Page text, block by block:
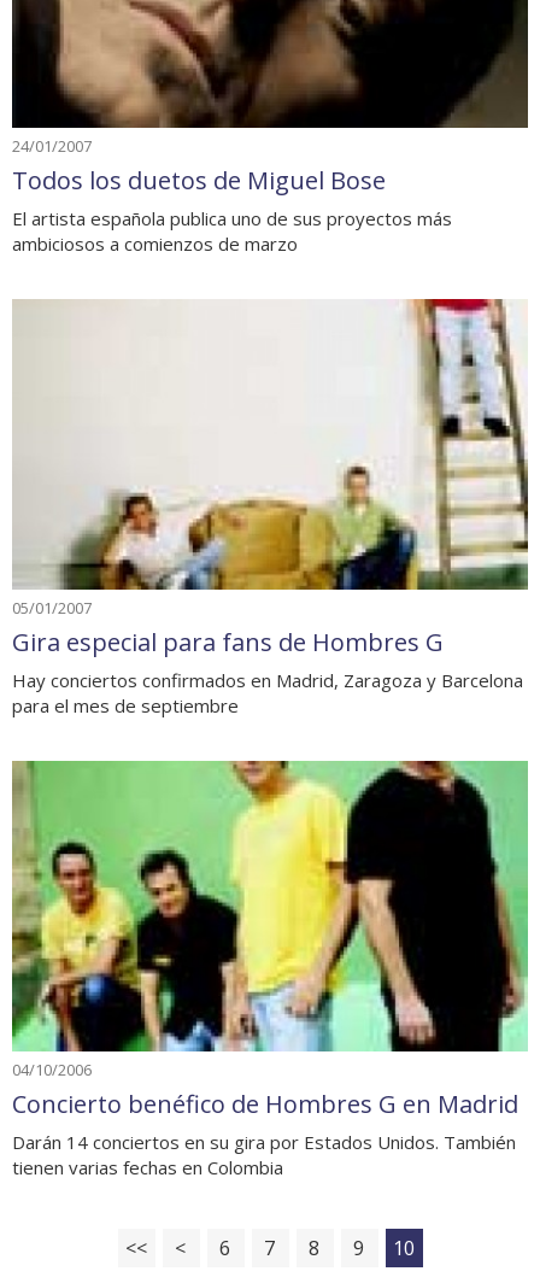
24/01/2007
Todos los duetos de Miguel Bose
El artista española publica uno de sus proyectos más
ambiciosos a comienzos de marzo
05/01/2007
Gira especial para fans de Hombres G
Hay conciertos confirmados en Madrid, Zaragoza y Barcelona
para el mes de septiembre
04/10/2006
Concierto benéfico de Hombres G en Madrid
Darán 14 conciertos en su gira por Estados Unidos. También
tienen varias fechas en Colombia
<< < 6 7 8 9 10